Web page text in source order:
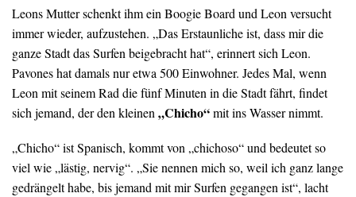
Leons Mutter schenkt ihm ein Boogie Board und Leon versucht
immer wieder, aufzustehen. „Das Erstaunliche ist, dass mir die
ganze Stadt das Surfen beigebracht hat“, erinnert sich Leon.
Pavones hat damals nur etwa 500 Einwohner. Jedes Mal, wenn
Leon mit seinem Rad die fünf Minuten in die Stadt fährt, findet
sich jemand, der den kleinen„Chicho“mit ins Wasser nimmt.
„Chicho“ ist Spanisch, kommt von „chichoso“ und bedeutet so
viel wie „lästig, nervig“. „Sie nennen mich so, weil ich ganz lange
gedrängelt habe, bis jemand mit mir Surfen gegangen ist“, lacht